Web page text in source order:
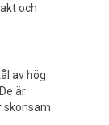
och
av hög
är
skonsam